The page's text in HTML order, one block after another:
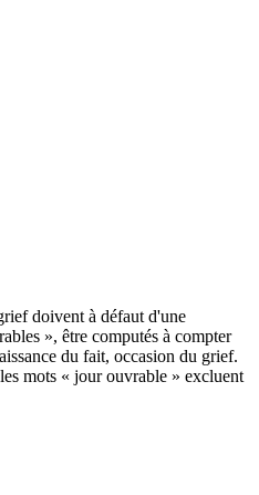
doivent à défaut d'une
», être computés à compter
du fait, occasion du grief.
mots « jour ouvrable » excluent